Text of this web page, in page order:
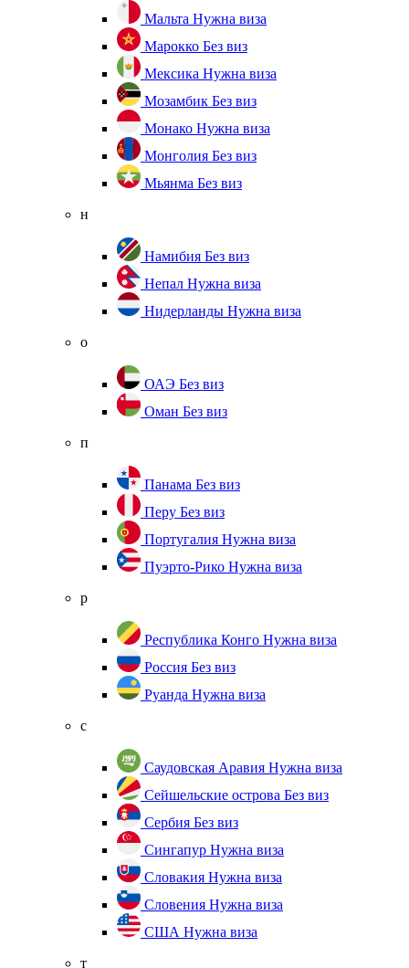
Мальта Нужна виза
Марокко Без виз
Мексика Нужна виза
Мозамбик Без виз
Монако Нужна виза
Монголия Без виз
Мьянма Без виз
н
Намибия Без виз
Непал Нужна виза
Нидерланды Нужна виза
о
ОАЭ Без виз
Оман Без виз
п
Панама Без виз
Перу Без виз
Португалия Нужна виза
Пуэрто-Рико Нужна виза
р
Республика Конго Нужна виза
Россия Без виз
Руанда Нужна виза
с
Саудовская Аравия Нужна виза
Сейшельские острова Без виз
Сербия Без виз
Сингапур Нужна виза
Словакия Нужна виза
Словения Нужна виза
США Нужна виза
т